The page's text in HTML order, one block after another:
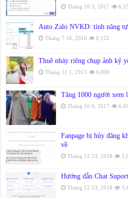
Tháng 10 3, 2017
Auto Zalo NVKD: tính năng
Tháng 7 16, 2016 6,122
Thuê nháy riêng chụp ảnh kỷ
Tháng 11 1, 2015 6,090
Tăng 1000 người xem
Tháng 10 6, 2017
Fanpage bị hủy đăng
về
Tháng 12 23, 2018
Hướng dẫn Chat
Tháng 12 23, 2018